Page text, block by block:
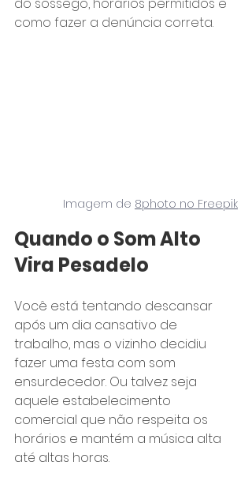
como fazer a denúncia correta.
Imagem de 8photo no Freepik
Quando o Som Alto
Vira Pesadelo
Você está tentando descansar
após um dia cansativo de
trabalho, mas o vizinho decidiu
fazer uma festa com som
ensurdecedor. Ou talvez seja
aquele estabelecimento
comercial que não respeita os
horários e mantém a música alta
até altas horas.